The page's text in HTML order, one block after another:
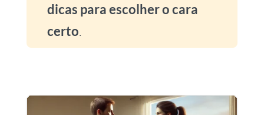
dicas para escolher o cara
certo.